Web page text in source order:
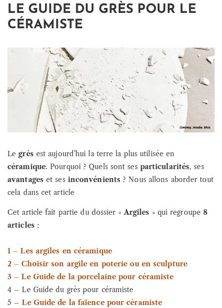
LE GUIDE DU GRÈS POUR LE
CÉRAMISTE
Legrès est aujourd’hui la terre la plus utilisée en
céramique. Pourquoi ? Quels sont ses particularités, ses
avantages et ses inconvénients? Nous allons aborder tout
cela dans cet article
Cet article fait partie du dossier «Argiles » qui regroupe8
articles :
1 – Les argiles en céramique
2 – Choisir son argile en poterie ou en sculpture
3 – Le Guide de la porcelaine pour céramiste
4 – Le Guide du grès pour céramiste
5 –Le Guide de la faïence pour céramiste